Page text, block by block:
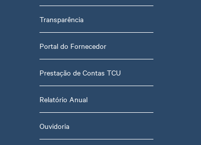
Transparência
Portal do Fornecedor
Prestação de Contas TCU
Relatório Anual
Ouvidoria